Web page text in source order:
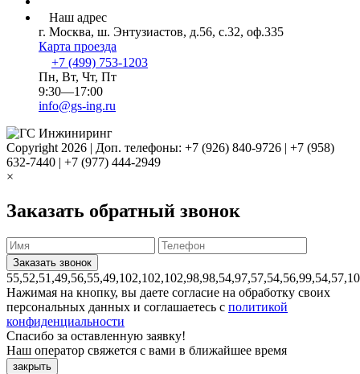
Наш адрес
г. Москва, ш. Энтузиастов, д.56, с.32, оф.335
Карта проезда
+7 (499) 753-1203
Пн, Вт, Чт, Пт
9:30—17:00
info@gs-ing.ru
Copyright 2026 | Доп. телефоны: +7 (926) 840-9726 | +7 (958)
632-7440 | +7 (977) 444-2949
×
Заказать обратный звонок
Нажимая на кнопку, вы даете согласие на обработку своих
персональных данных и соглашаетесь с политикой
конфиденциальности
Спасибо за оставленную заявку!
Наш оператор свяжется с вами в ближайшее время
закрыть